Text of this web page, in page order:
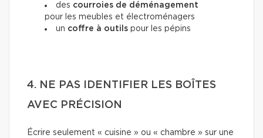
des courroies de déménagement
pour les meubles et électroménagers
un coffre à outils pour les pépins
4. NE PAS IDENTIFIER LES BOÎTES
AVEC PRÉCISION
Écrire seulement « cuisine » ou « chambre » sur une